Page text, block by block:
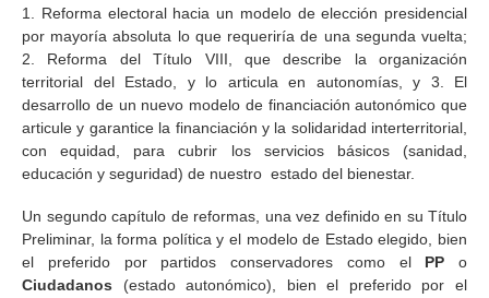
1. Reforma electoral hacia un modelo de elección presidencial
por mayoría absoluta lo que requeriría de una segunda vuelta;
2. Reforma del Título VIII, que describe la organización
territorial del Estado, y lo articula en autonomías, y 3. El
desarrollo de un nuevo modelo de financiación autonómico que
articule y garantice la financiación y la solidaridad interterritorial,
con equidad, para cubrir los servicios básicos (sanidad,
educación y seguridad) de nuestro estado del bienestar.
Un segundo capítulo de reformas, una vez definido en su Título
Preliminar, la forma política y el modelo de Estado elegido, bien
el preferido por partidos conservadores como el PP o
Ciudadanos (estado autonómico), bien el preferido por el